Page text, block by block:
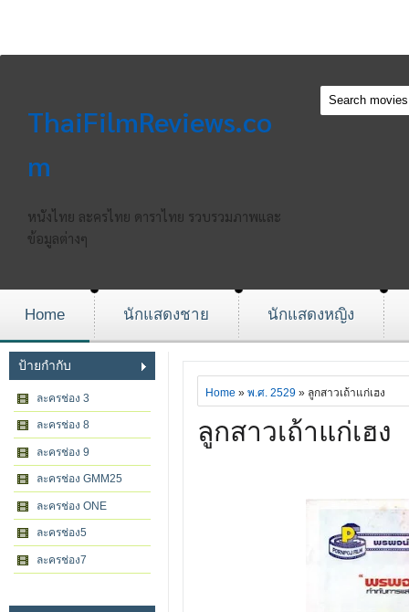
ThaiFilmReviews.co
m
หนังไทย ละครไทย ดาราไทย รวบรวมภาพและ
ข้อมูลต่างๆ
Home นักแสดงชาย นักแสดงหญิง
ป้ายกำกับ
ละครช่อง 3
ละครช่อง 8
ละครช่อง 9
ละครช่อง GMM25
ละครช่อง ONE
ละครช่อง5
ละครช่อง7
Home » พ.ศ. 2529 » ลูกสาวเถ้าแก่เฮง
ลูกสาวเถ้าแก่เฮง